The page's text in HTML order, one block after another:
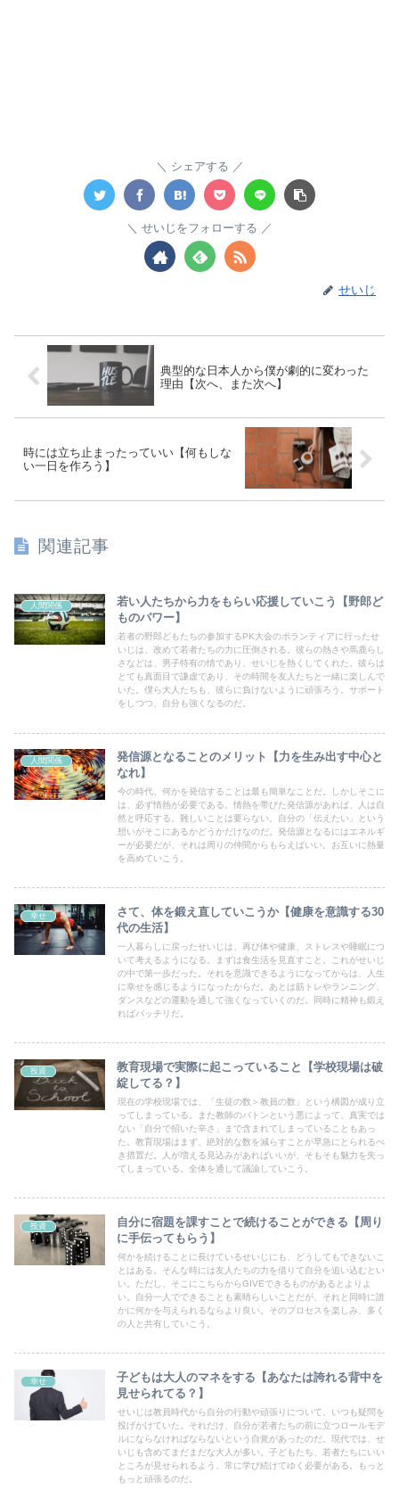
シェアする
せいじをフォローする
せいじ
典型的な日本人から僕が劇的に変わった
理由【次へ、また次へ】
時には立ち止まったっていい【何もしな
い一日を作ろう】
関連記事
人間関係
若い人たちから力をもらい応援していこう【野郎ど
ものパワー】
若者の野郎どもたちの参加するPK大会のボランティアに行ったせ
いじは、改めて若者たちの力に圧倒される。彼らの熱さや馬鹿らし
さなどは、男子特有の情であり、せいじを熱くしてくれた。彼らは
とても真面目で謙虚であり、その時間を友人たちと一緒に楽しんで
いた。僕ら大人たちも、彼らに負けないように頑張ろう。サポート
をしつつ、自分も強くなるのだ。
人間関係
発信源となることのメリット【力を生み出す中心と
なれ】
今の時代、何かを発信することは最も簡単なことだ。しかしそこに
は、必ず情熱が必要である。情熱を帯びた発信源があれば、人は自
然と呼応する。難しいことは要らない。自分の「伝えたい」という
想いがそこにあるかどうかだけなのだ。発信源となるにはエネルギ
ーが必要だが、それは周りの仲間からもらえばいい。お互いに熱量
を高めていこう。
幸せ
さて、体を鍛え直していこうか【健康を意識する30
代の生活】
一人暮らしに戻ったせいじは、再び体や健康、ストレスや睡眠につ
いて考えるようになる。まずは食生活を見直すこと。これがせいじ
の中で第一歩だった。それを意識できるようになってからは、人生
に幸せを感じるようになったからだ。あとは筋トレやランニング、
ダンスなどの運動を通して強くなっていくのだ。同時に精神も鍛え
ればバッチリだ。
投資
教育現場で実際に起こっていること【学校現場は破
綻してる？】
現在の学校現場では、「生徒の数＞教員の数」という構図が成り立
ってしまっている。また教師のバトンという悪によって、真実では
ない「自分で招いた辛さ」まで含まれてしまっていることもあっ
た。教育現場はまず、絶対的な数を減らすことが早急にとられるべ
き措置だ。人が増える見込みがあればいいが、そもそも魅力を失っ
てしまっている。全体を通して議論していこう。
投資
自分に宿題を課すことで続けることができる【周り
に手伝ってもらう】
何かを続けることに長けているせいじにも、どうしてもできないこ
とはある。そんな時には友人たちの力を借りて自分を追い込むとい
い。ただし、そこにこちらからGIVEできるものがあるとよりよ
い。自分一人でできることも素晴らしいことだが、それと同時に誰
かに何かを与えられるならより良い。そのプロセスを楽しみ、多く
の人と共有していこう。
幸せ
子どもは大人のマネをする【あなたは誇れる背中を
見せられてる？】
せいじは教員時代から自分の行動や頑張りについて、いつも疑問を
投げかけていた。それだけ、自分が若者たちの前に立つロールモデ
ルにならなければならないという自覚があったのだ。現代では、せ
いじも含めてまだまだな大人が多い。子どもたち、若者たちにいい
ところが見せられるよう、常に学び続けてゆく必要がある。もっと
もっと頑張るのだ。